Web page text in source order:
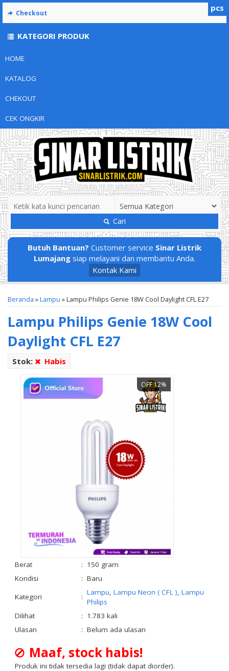
HOME
KATALOG
CHEKOUT
CEK ONGKIR
Cari
Butuh Bantuan? Customer service Sinar Listrik
Lumajang siap melayani dan membantu Anda.
Kontak Kami
Beranda »Lampu »Lampu Philips Genie 18W Cool Daylight CFL E27
Lampu Philips Genie 18W Cool
Daylight CFL E27
Stok: Habis
OFF 12%
Berat : 150 gram
Kondisi
: Baru
Kategori
: Lampu Lampu Neon ( CFL ) Lampu
Philips
Dilihat
: 1.783 kali
Ulasan
: Belum ada ulasan
Maaf, stock habis!
Produk ini tidak tersedia lagi (tidak dapat diorder).
pcs
Checkout
KATEGORI PRODUK